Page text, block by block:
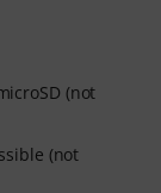
(not
(not